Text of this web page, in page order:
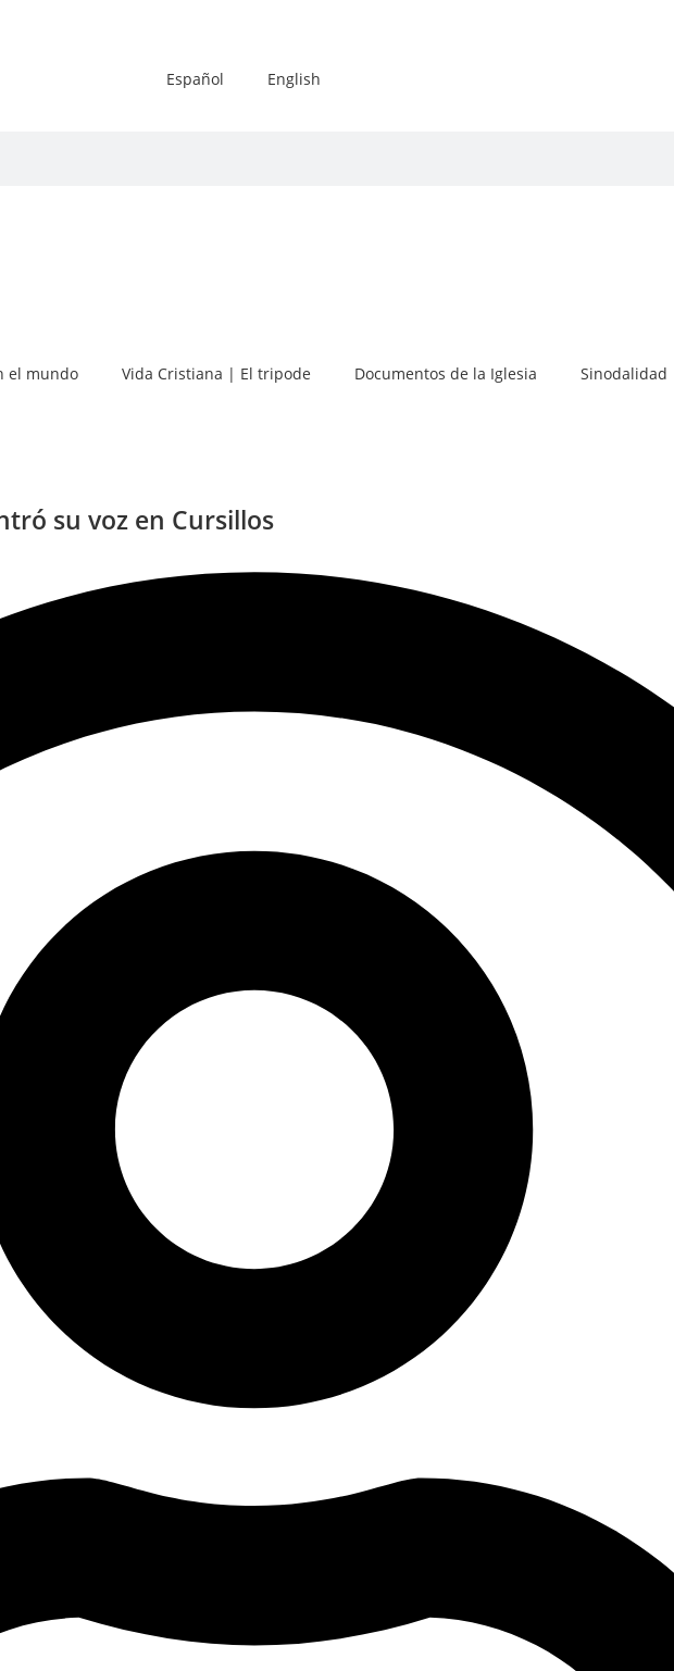
Español English
el mundo Vida Cristiana | El tripode Documentos de la Iglesia Sinodalidad
su voz en Cursillos